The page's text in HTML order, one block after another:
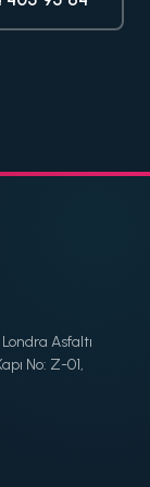
Asfaltı
No: Z-01,